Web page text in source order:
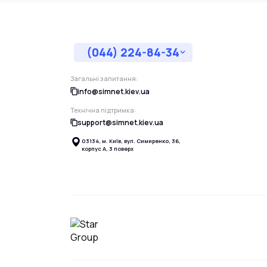
(044) 224-84-34
Загальні запитання:
info@simnet.kiev.ua
Технічна підтримка:
support@simnet.kiev.ua
03134, м. Київ, вул. Симиренко, 36,
корпус А, 3 поверх